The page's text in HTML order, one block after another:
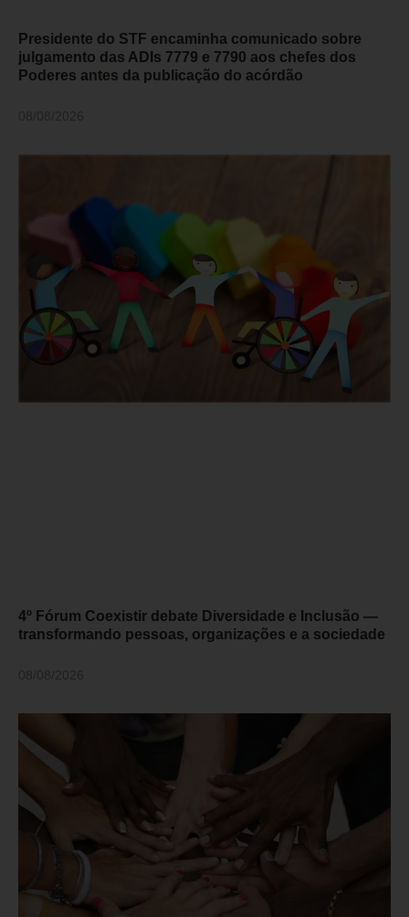
Presidente do STF encaminha comunicado sobre
julgamento das ADIs 7779 e 7790 aos chefes dos
Poderes antes da publicação do acórdão
4º Fórum Coexistir debate Diversidade e Inclusão —
transformando pessoas, organizações e a sociedade